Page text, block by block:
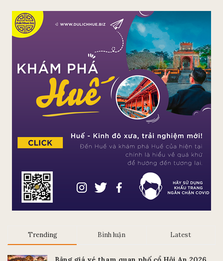
Trending Bình luận Latest